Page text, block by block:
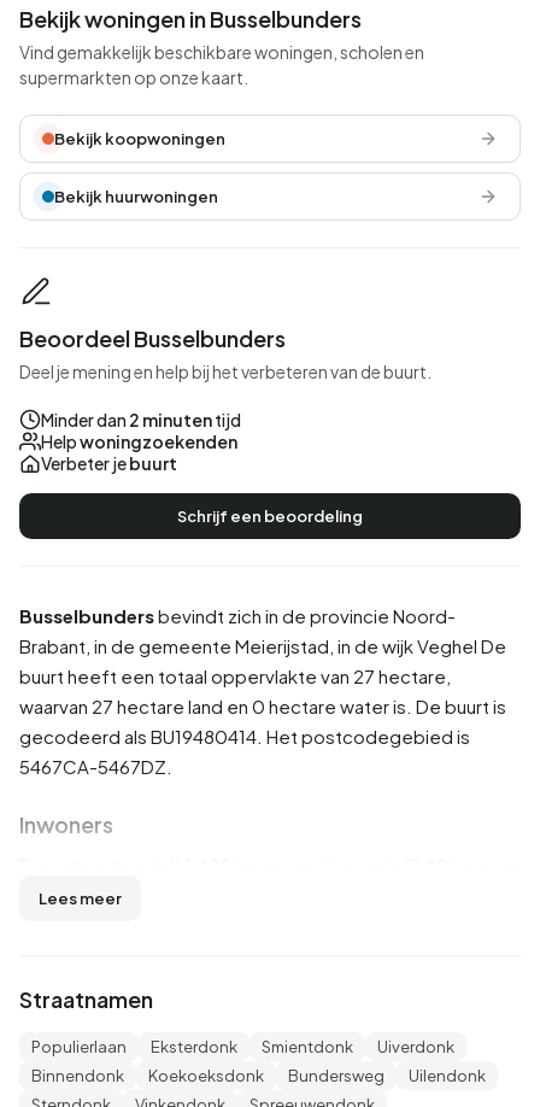
Busselbundersbevindt zich in de provincie Noord-
Brabant , in de gemeente Meierijstad , in de wijkVeghel De
buurt heeft een totaal oppervlakte van 27 hectare,
waarvan 27 hectare land en 0 hectare water is. De buurt is
gecodeerd als BU19480414. Het postcodegebied is
5467CA-5467DZ.
Inwoners
48,5% vrouw. De meeste inwoners zijn 45 tot 65 jaar
ongehuwd, 42,4% is gehuwd, 8,1% is gescheiden en 3,7%
is verweduwd. 1.090 inwoners komen uit Nederland, 145
komen uit Europa en 250 komen uit landen buiten Europa.
Lees meer
Straatnamen
Populierlaan Eksterdonk Smientdonk
Uiverdonk
Binnendonk
Koekoeksdonk Bundersweg
Uilendonk
Bekijk woningen in Busselbunders
Vind gemakkelijk beschikbare woningen, scholen en
supermarkten op onze kaart.
Bekijk koopwoningen
Bekijk huurwoningen
Beoordeel Busselbunders
Deel je mening en help bij het verbeteren van de buurt.
Minder dan 2 minutentijd
Helpwoningzoekenden
Verbeter jebuurt
Schrijf een beoordeling